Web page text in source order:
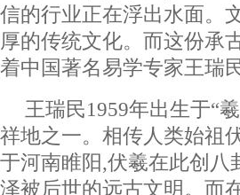
信的行业正在浮出水面。
厚的传统文化。而这份承
着中国著名易学专家王瑞
王瑞民1959年出生于“
祥地之一。相传人类始祖
于河南睢阳,伏羲在此创八
泽被后世的远古文明。而